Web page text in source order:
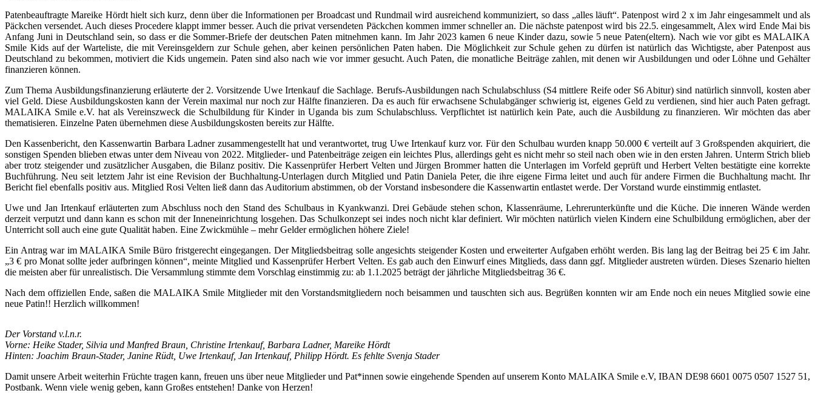
Patenbeauftragte Mareike Hördt hielt sich kurz, denn über die Informationen per Broadcast und Rundmail wird ausreichend kommuniziert, so dass „alles läuft“. Patenpost wird 2 x im Jahr eingesammelt und als
Päckchen versendet. Auch dieses Procedere klappt immer besser. Auch die privat versendeten Päckchen kommen immer schneller an. Die nächste patenpost wird bis 22.5. eingesammelt, Alex wird Ende Mai bis
Anfang Juni in Deutschland sein, so dass er die Sommer-Briefe der deutschen Paten mitnehmen kann. Im Jahr 2023 kamen 6 neue Kinder dazu, sowie 5 neue Paten(eltern). Nach wie vor gibt es MALAIKA
Smile Kids auf der Warteliste, die mit Vereinsgeldern zur Schule gehen, aber keinen persönlichen Paten haben. Die Möglichkeit zur Schule gehen zu dürfen ist natürlich das Wichtigste, aber Patenpost aus
Deutschland zu bekommen, motiviert die Kids ungemein. Paten sind also nach wie vor immer gesucht. Auch Paten, die monatliche Beiträge zahlen, mit denen wir Ausbildungen und oder Löhne und Gehälter
finanzieren können.
Zum Thema Ausbildungsfinanzierung erläuterte der 2. Vorsitzende Uwe Irtenkauf die Sachlage. Berufs-Ausbildungen nach Schulabschluss (S4 mittlere Reife oder S6 Abitur) sind natürlich sinnvoll, kosten aber
viel Geld. Diese Ausbildungskosten kann der Verein maximal nur noch zur Hälfte finanzieren. Da es auch für erwachsene Schulabgänger schwierig ist, eigenes Geld zu verdienen, sind hier auch Paten gefragt.
MALAIKA Smile e.V. hat als Vereinszweck die Schulbildung für Kinder in Uganda bis zum Schulabschluss. Verpflichtet ist natürlich kein Pate, auch die Ausbildung zu finanzieren. Wir möchten das aber
thematisieren. Einzelne Paten übernehmen diese Ausbildungskosten bereits zur Hälfte.
Den Kassenbericht, den Kassenwartin Barbara Ladner zusammengestellt hat und verantwortet, trug Uwe Irtenkauf kurz vor. Für den Schulbau wurden knapp 50.000 € verteilt auf 3 Großspenden akquiriert, die
sonstigen Spenden blieben etwas unter dem Niveau von 2022. Mitglieder- und Patenbeiträge zeigen ein leichtes Plus, allerdings geht es nicht mehr so steil nach oben wie in den ersten Jahren. Unterm Strich blieb
aber trotz steigender und zusätzlicher Ausgaben, die Bilanz positiv. Die Kassenprüfer Herbert Velten und Jürgen Brommer hatten die Unterlagen im Vorfeld geprüft und Herbert Velten bestätigte eine korrekte
Buchführung. Neu seit letztem Jahr ist eine Revision der Buchhaltung-Unterlagen durch Mitglied und Patin Daniela Peter, die ihre eigene Firma leitet und auch für andere Firmen die Buchhaltung macht. Ihr
Bericht fiel ebenfalls positiv aus. Mitglied Rosi Velten ließ dann das Auditorium abstimmen, ob der Vorstand insbesondere die Kassenwartin entlastet werde. Der Vorstand wurde einstimmig entlastet.
Uwe und Jan Irtenkauf erläuterten zum Abschluss noch den Stand des Schulbaus in Kyankwanzi. Drei Gebäude stehen schon, Klassenräume, Lehrerunterkünfte und die Küche. Die inneren Wände werden
derzeit verputzt und dann kann es schon mit der Inneneinrichtung losgehen. Das Schulkonzept sei indes noch nicht klar definiert. Wir möchten natürlich vielen Kindern eine Schulbildung ermöglichen, aber der
Unterricht soll auch eine gute Qualität haben. Eine Zwickmühle – mehr Gelder ermöglichen höhere Ziele!
Ein Antrag war im MALAIKA Smile Büro fristgerecht eingegangen. Der Mitgliedsbeitrag solle angesichts steigender Kosten und erweiterter Aufgaben erhöht werden. Bis lang lag der Beitrag bei 25 € im Jahr.
„3 € pro Monat sollte jeder aufbringen können“, meinte Mitglied und Kassenprüfer Herbert Velten. Es gab auch den Einwurf eines Mitglieds, dass dann ggf. Mitglieder austreten würden. Dieses Szenario hielten
die meisten aber für unrealistisch. Die Versammlung stimmte dem Vorschlag einstimmig zu: ab 1.1.2025 beträgt der jährliche Mitgliedsbeitrag 36 €.
Nach dem offiziellen Ende, saßen die MALAIKA Smile Mitglieder mit den Vorstandsmitgliedern noch beisammen und tauschten sich aus. Begrüßen konnten wir am Ende noch ein neues Mitglied sowie eine
neue Patin!! Herzlich willkommen!
Der Vorstand v.l.n.r.
Vorne: Heike Stader, Silvia und Manfred Braun, Christine Irtenkauf, Barbara Ladner, Mareike Hördt
Hinten: Joachim Braun-Stader, Janine Rüdt, Uwe Irtenkauf, Jan Irtenkauf, Philipp Hördt. Es fehlte Svenja Stader
Damit unsere Arbeit weiterhin Früchte tragen kann, freuen uns über neue Mitglieder und Pat*innen sowie eingehende Spenden auf unserem Konto MALAIKA Smile e.V, IBAN DE98 6601 0075 0507 1527 51,
Postbank. Wenn viele wenig geben, kann Großes entstehen! Danke von Herzen!